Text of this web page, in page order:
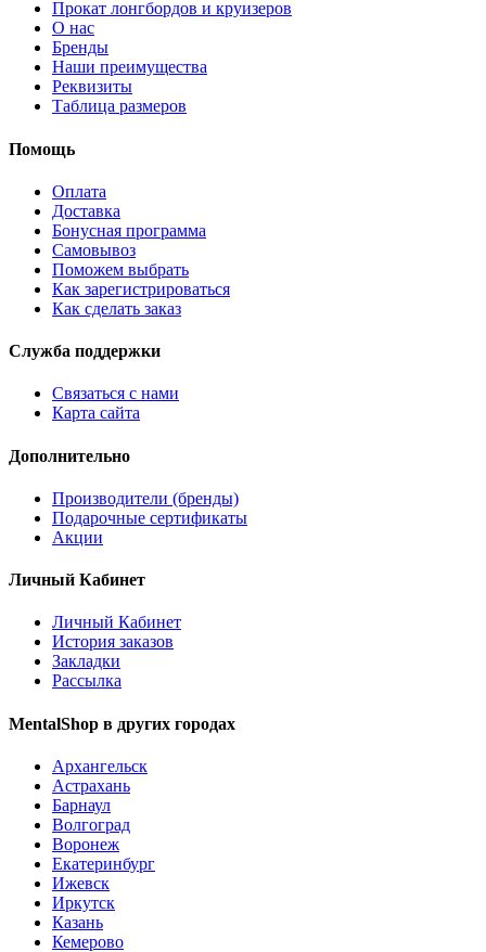
Прокат лонгбордов и круизеров
О нас
Бренды
Наши преимущества
Реквизиты
Таблица размеров
Помощь
Оплата
Доставка
Бонусная программа
Самовывоз
Поможем выбрать
Как зарегистрироваться
Как сделать заказ
Служба поддержки
Связаться с нами
Карта сайта
Дополнительно
Производители (бренды)
Подарочные сертификаты
Акции
Личный Кабинет
Личный Кабинет
История заказов
Закладки
Рассылка
MentalShop в других городах
Архангельск
Астрахань
Барнаул
Волгоград
Воронеж
Екатеринбург
Ижевск
Иркутск
Казань
Кемерово